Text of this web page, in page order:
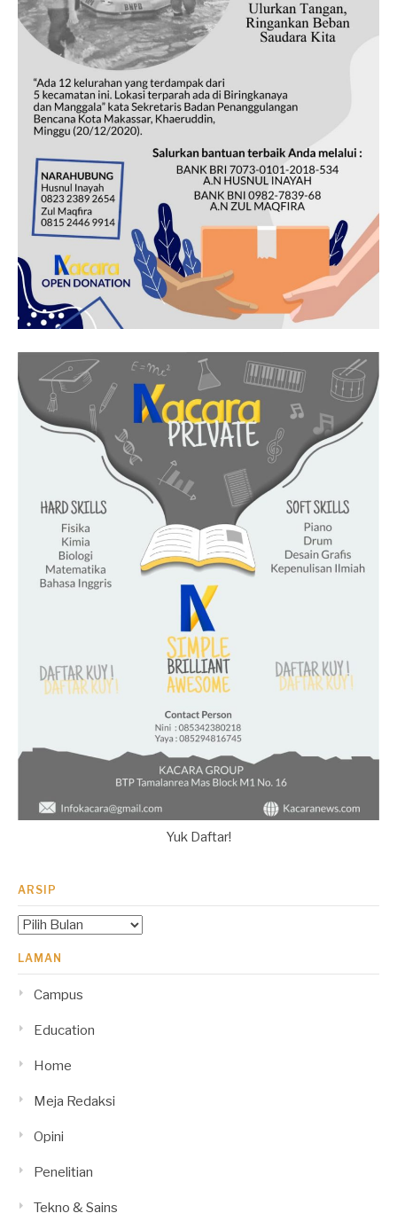
Yuk Daftar!
ARSIP
Arsip
LAMAN
Campus
Education
Home
Meja Redaksi
Opini
Penelitian
Tekno & Sains